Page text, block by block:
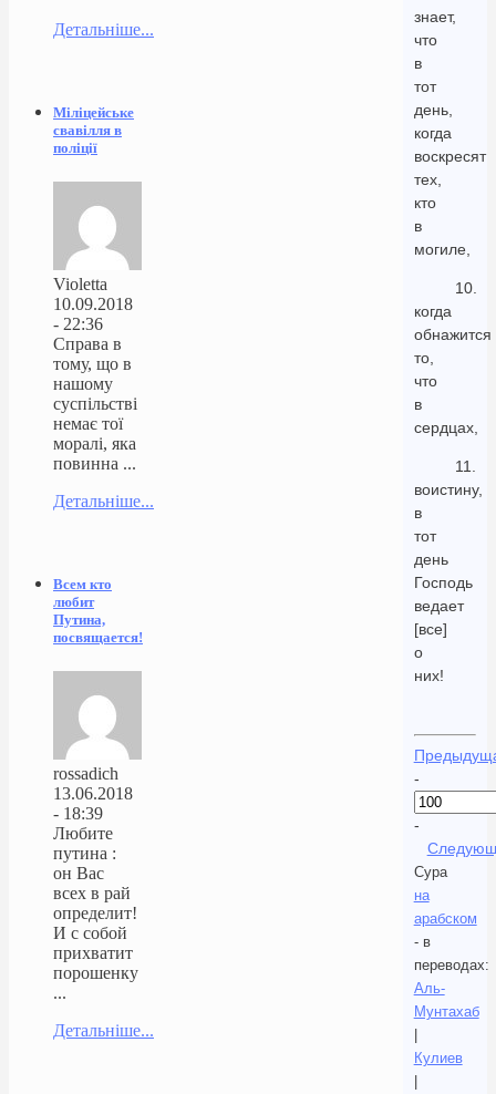
знает,
что
в
тот
день,
когда
воскресят
тех,
кто
в
могиле,
10.
когда
обнажится
то,
что
в
сердцах,
11.
воистину,
в
тот
день
Господь
ведает
[все]
о
них!
-
-
Сура
на
арабском
- в
переводах:
Аль-
Мунтахаб
Кулиев
Детальніше...
Міліцейське
свавілля в
поліції
Violetta
10.09.2018
- 22:36
Справа в
тому, що в
нашому
суспільстві
немає тої
моралі, яка
повинна ...
Детальніше...
Всем кто
любит
Путина,
посвящается!
rossadich
13.06.2018
- 18:39
Любите
путина :
он Вас
всех в рай
определит!
И с собой
прихватит
порошенку
...
Детальніше...